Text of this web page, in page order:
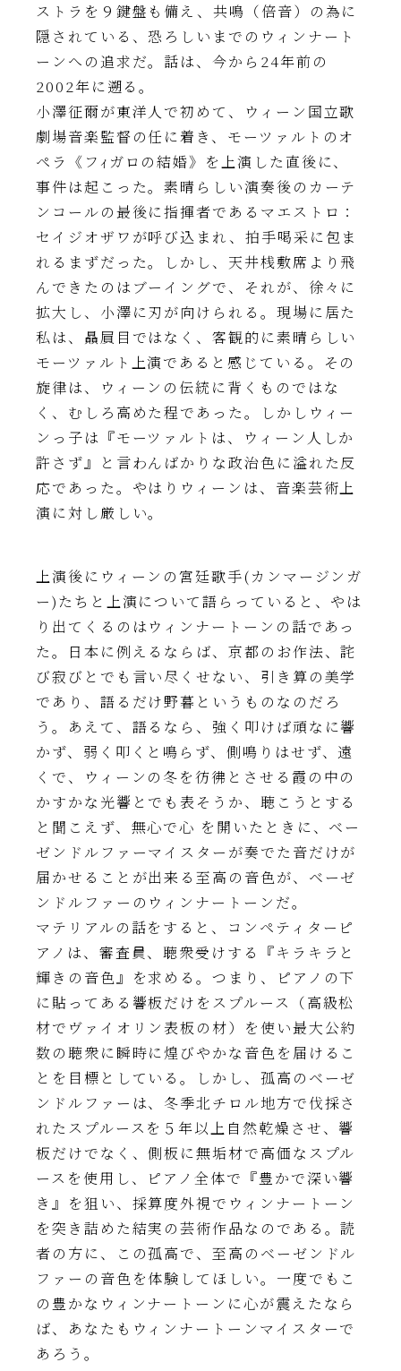
ストラを９鍵盤も備え、共鳴（倍音）の為に
隠されている、恐ろしいまでのウィンナート
ーンへの追求だ。話は、今から24年前の
2002年に遡る。
小澤征爾が東洋人で初めて、ウィーン国立歌
劇場音楽監督の任に着き、モーツァルトのオ
ペラ《フｨガロの結婚》を上演した直後に、
事件は起こった。素晴らしい演奏後のカーテ
ンコールの最後に指揮者であるマエストロ：
セイジオザワが呼び込まれ、拍手喝采に包ま
れるまずだった。しかし、天井桟敷席より飛
んできたのはブーイングで、それが、徐々に
拡大し、小澤に刃が向けられる。現場に居た
私は、贔屓目ではなく、客観的に素晴らしい
モーツァルト上演であると感じている。その
旋律は、ウィーンの伝統に背くものではな
く、むしろ高めた程であった。しかしウィー
ンっ子は『モーツァルトは、ウィーン人しか
許さず』と言わんばかりな政治色に溢れた反
応であった。やはりウィーンは、音楽芸術上
演に対し厳しい。
上演後にウィーンの宮廷歌手(カンマージンガ
ー)たちと上演について語らっていると、やは
り出てくるのはウィンナートーンの話であっ
た。日本に例えるならば、京都のお作法、詫
び寂びとでも言い尽くせない、引き算の美学
であり、語るだけ野暮というものなのだろ
う。あえて、語るなら、強く叩けば頑なに響
かず、弱く叩くと鳴らず、側鳴りはせず、遠
くで、ウィーンの冬を彷彿とさせる霞の中の
かすかな光響とでも表そうか、聴こうとする
と聞こえず、無心で心 を開いたときに、ベー
ゼンドルファーマイスターが奏でた音だけが
届かせることが出来る至高の音色が、ベーゼ
ンドルファーのウィンナートーンだ。
マテリアルの話をすると、コンペティターピ
アノは、審査員、聴衆受けする『キラキラと
輝きの音色』を求める。つまり、ピアノの下
に貼ってある響板だけをスプルース（高級松
材でヴァイオリン表板の材）を使い最大公約
数の聴衆に瞬時に煌びやかな音色を届けるこ
とを目標としている。しかし、孤高のベーゼ
ンドルファーは、冬季北チロル地方で伐採さ
れたスプルースを５年以上自然乾燥させ、響
板だけでなく、側板に無垢材で高価なスプル
ースを使用し、ピアノ全体で『豊かで深い響
き』を狙い、採算度外視でウィンナートーン
を突き詰めた結実の芸術作品なのである。読
者の方に、この孤高で、至高のベーゼンドル
ファーの音色を体験してほしい。一度でもこ
の豊かなウィンナートーンに心が震えたなら
ば、あなたもウィンナートーンマイスターで
あろう。